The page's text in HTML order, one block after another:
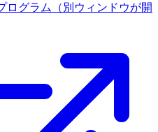
ログラム
（別ウィンドウが開